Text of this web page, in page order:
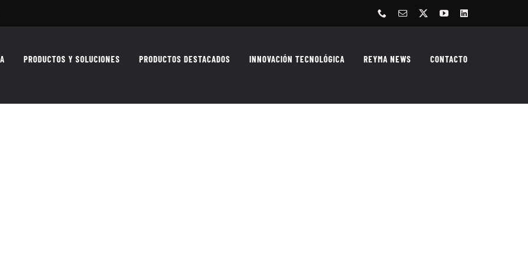
PhoneCorreo
YouTubeLinkedIn
PRODUCTOS Y SOLUCIONES PRODUCTOS DESTACADOS INNOVACIÓN TECNOLÓGICA REYMA NEWS CONTACTO